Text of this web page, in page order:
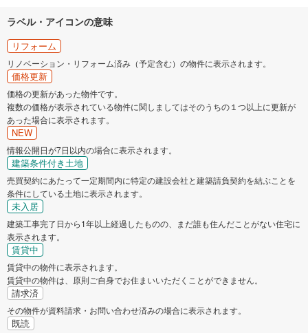
ラベル・アイコンの意味
リフォーム
リノベーション・リフォーム済み（予定含む）の物件に表示されます。
価格更新
価格の更新があった物件です。
複数の価格が表示されている物件に関しましてはそのうちの１つ以上に更新が
あった場合に表示されます。
NEW
情報公開日が7日以内の場合に表示されます。
建築条件付き土地
売買契約にあたって一定期間内に特定の建設会社と建築請負契約を結ぶことを
条件にしている土地に表示されます。
未入居
建築工事完了日から1年以上経過したものの、まだ誰も住んだことがない住宅に
表示されます。
賃貸中
賃貸中の物件に表示されます。
賃貸中の物件は、原則ご自身でお住まいいただくことができません。
請求済
その物件が資料請求・お問い合わせ済みの場合に表示されます。
既読